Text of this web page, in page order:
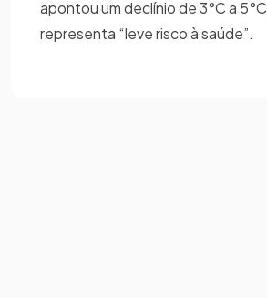
apontou um declínio de 3°C a
representa “leve risco à saúde”.